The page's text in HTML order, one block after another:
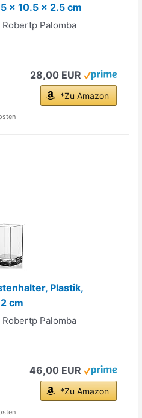
x 10.5 x 2.5 cm
Palomba
28,00 EUR
*Zu Amazon
Plastik,
cm
Palomba
46,00 EUR
*Zu Amazon